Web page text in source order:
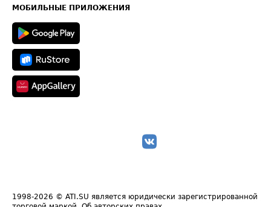
Техническая информация
МОБИЛЬНЫЕ ПРИЛОЖЕНИЯ
1998-2026 © ATI.SU является юридически зарегистрированной